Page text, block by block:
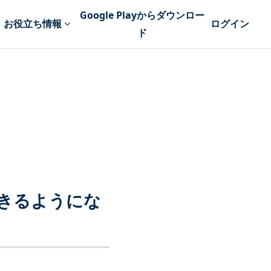
お役立ち情報
Google Playからダウンロー
ド
ログイン
るようにな